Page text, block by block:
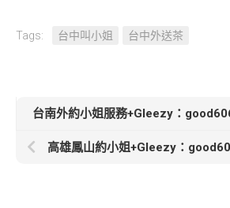
Tags: 台中叫小姐 台中外送茶